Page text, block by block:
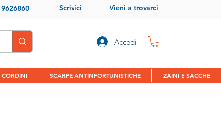
Accedi
Scrivici Vieni a trovarci
CORDINI SCARPE ANTINFORTUNISTICHE ZAINI E SACCHE